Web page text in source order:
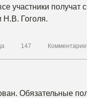
участники
Н.В. Гоголя.
147
Обязательные